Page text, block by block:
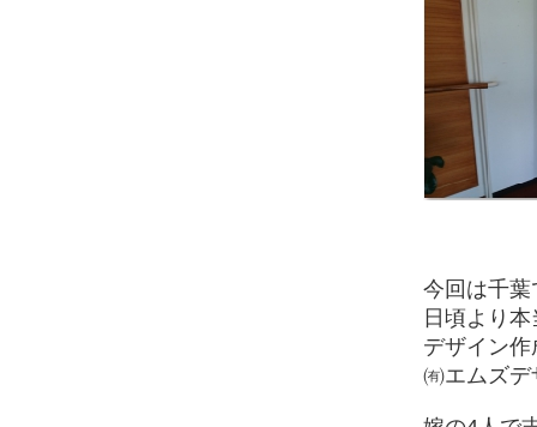
今回は千
日頃より
デザイン
㈲エムズ